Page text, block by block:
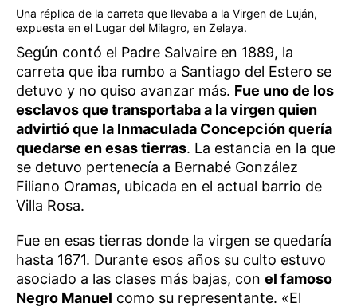
Una réplica de la carreta que llevaba a la Virgen de Luján,
expuesta en el Lugar del Milagro, en Zelaya.
Según contó el Padre Salvaire en 1889, la
carreta que iba rumbo a Santiago del Estero se
detuvo y no quiso avanzar más. Fue uno de los
esclavos que transportaba a la virgen quien
advirtió que la Inmaculada Concepción quería
quedarse en esas tierras. La estancia en la que
se detuvo pertenecía a Bernabé González
Filiano Oramas, ubicada en el actual barrio de
Villa Rosa.
Fue en esas tierras donde la virgen se quedaría
hasta 1671. Durante esos años su culto estuvo
asociado a las clases más bajas, con el famoso
Negro Manuel como su representante. «El